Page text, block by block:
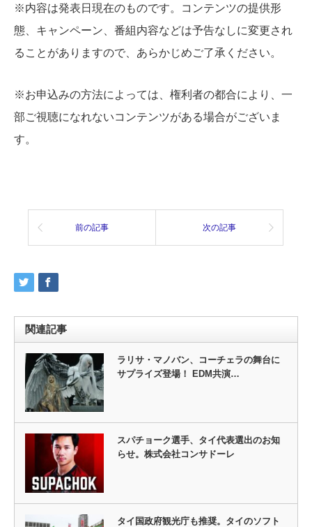
※内容は発表日現在のものです。コンテンツの提供形
態、キャンペーン、番組内容などは予告なしに変更され
ることがありますので、あらかじめご了承ください。
※お申込みの方法によっては、権利者の都合により、一
部ご視聴になれないコンテンツがある場合がございま
す。
前の記事 次の記事
関連記事
ラリサ・マノバン、コーチェラの舞台に
サプライズ登場！ EDM共演…
スパチョーク選手、タイ代表選出のお知
らせ。株式会社コンサドーレ
タイ国政府観光庁も推奨。タイのソフト